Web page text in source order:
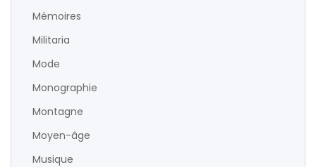
Mémoires
Militaria
Mode
Monographie
Montagne
Moyen-âge
Musique